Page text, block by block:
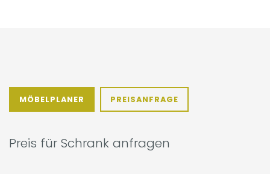
MÖBELPLANER PREISANFRAGE
Preis für Schrank anfragen